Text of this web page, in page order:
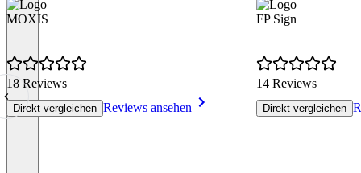
MOXIS
18 Reviews
Direkt vergleichen Reviews ansehen
FP Sign
14 Reviews
Direkt vergleichen